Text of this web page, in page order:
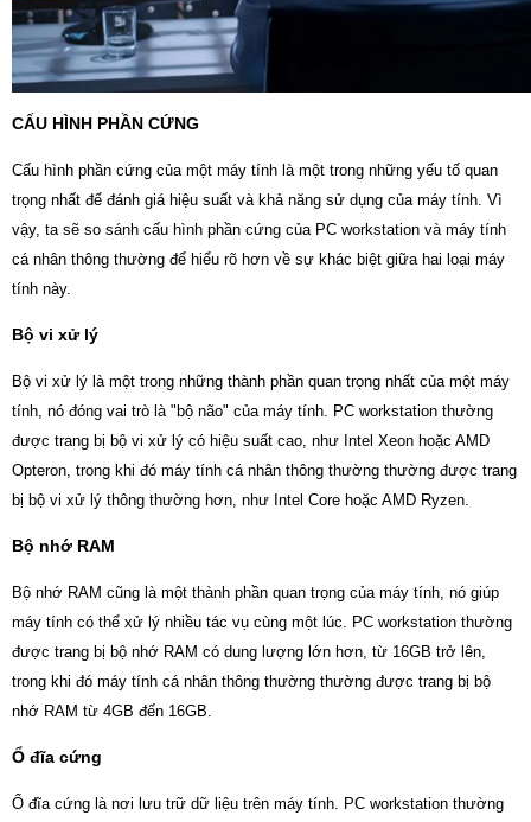
CẤU HÌNH PHẦN CỨNG
Cấu hình phần cứng của một máy tính là một trong những yếu tố quan
trọng nhất để đánh giá hiệu suất và khả năng sử dụng của máy tính. Vì
vậy, ta sẽ so sánh cấu hình phần cứng của PC workstation và máy tính
cá nhân thông thường để hiểu rõ hơn về sự khác biệt giữa hai loại máy
tính này.
Bộ vi xử lý
Bộ vi xử lý là một trong những thành phần quan trọng nhất của một máy
tính, nó đóng vai trò là "bộ não" của máy tính. PC workstation thường
được trang bị bộ vi xử lý có hiệu suất cao, như Intel Xeon hoặc AMD
Opteron, trong khi đó máy tính cá nhân thông thường thường được trang
bị bộ vi xử lý thông thường hơn, như Intel Core hoặc AMD Ryzen.
Bộ nhớ RAM
Bộ nhớ RAM cũng là một thành phần quan trọng của máy tính, nó giúp
máy tính có thể xử lý nhiều tác vụ cùng một lúc. PC workstation thường
được trang bị bộ nhớ RAM có dung lượng lớn hơn, từ 16GB trở lên,
trong khi đó máy tính cá nhân thông thường thường được trang bị bộ
nhớ RAM từ 4GB đến 16GB.
Ổ đĩa cứng
Ổ đĩa cứng là nơi lưu trữ dữ liệu trên máy tính. PC workstation thường